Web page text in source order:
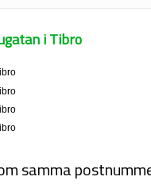
i Tibro
samma